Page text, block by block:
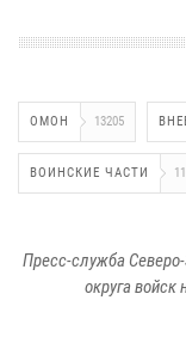
ОМОН 13205
ВОИНСКИЕ ЧАСТИ
Пресс-служба
округа